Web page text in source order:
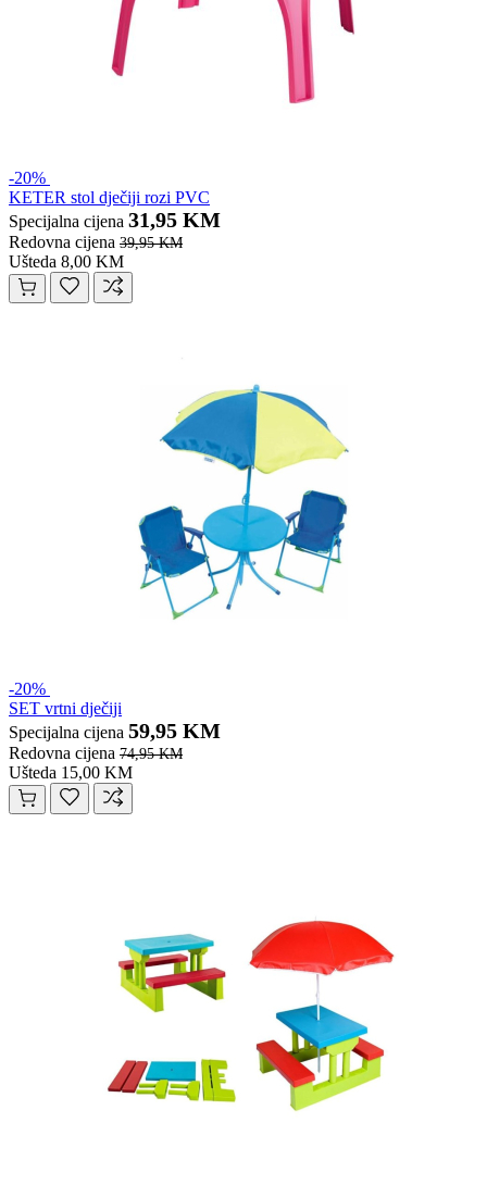
-20%
KETER stol dječiji rozi PVC
Specijalna cijena 31,95 KM
Redovna cijena 39,95 KM
Ušteda 8,00 KM
-20%
SET vrtni dječiji
Specijalna cijena 59,95 KM
Redovna cijena 74,95 KM
Ušteda 15,00 KM